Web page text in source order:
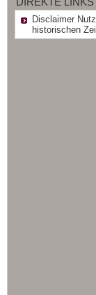
Disclaimer
historischen